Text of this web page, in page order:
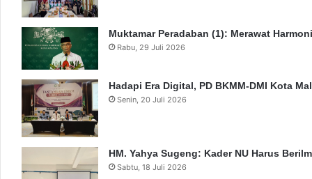
Muktamar Peradaban (1): Merawat
Rabu, 29 Juli 2026
Hadapi Era Digital, PD BKMM-DMI Kota
Senin, 20 Juli 2026
HM. Yahya Sugeng: Kader NU Harus
Sabtu, 18 Juli 2026